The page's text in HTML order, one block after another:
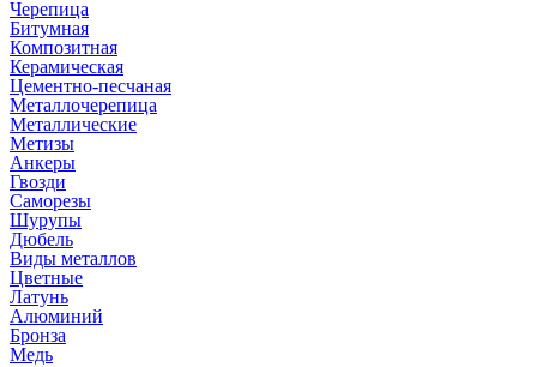
Черепица
Битумная
Композитная
Керамическая
Цементно-песчаная
Металлочерепица
Металлические
Метизы
Анкеры
Гвозди
Саморезы
Шурупы
Дюбель
Виды металлов
Цветные
Латунь
Алюминий
Бронза
Медь